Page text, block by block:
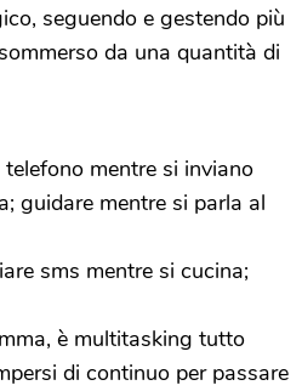
seguendo e gestendo più
da una quantità di
mentre si inviano
guidare mentre si parla al
sms mentre si cucina;
è multitasking tutto
di continuo per passare